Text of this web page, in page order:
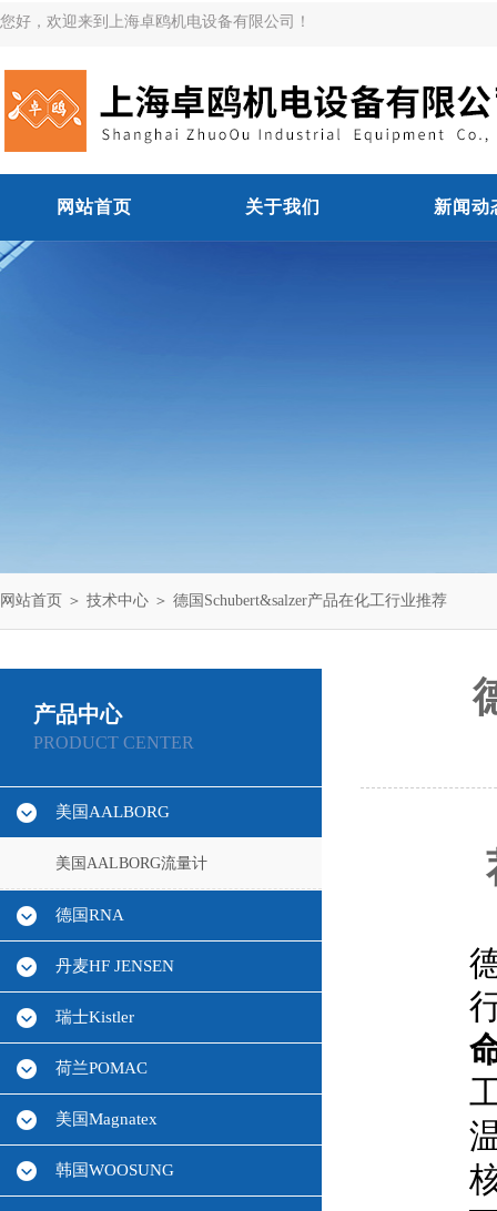
您好，欢迎来到上海卓鸥机电设备有限公司！
网站首页 关于我们 新闻动
网站首页 ＞ 技术中心 ＞ 德国Schubert&salzer产品在化工行业推荐
产品中心
PRODUCT CENTER
美国AALBORG
美国AALBORG流量计
德国RNA
丹麦HF JENSEN
瑞士Kistler
荷兰POMAC
美国Magnatex
韩国WOOSUNG